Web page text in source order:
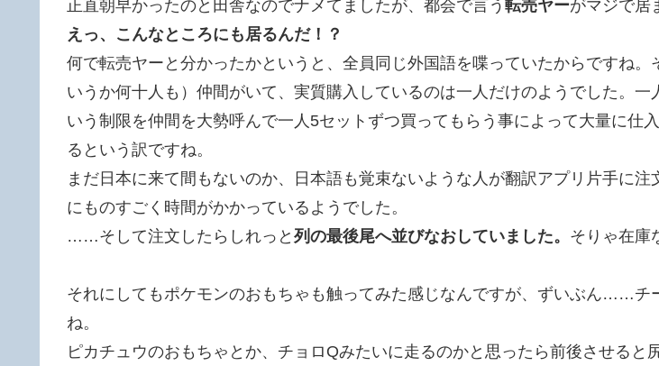
正直朝早かったのと田舎なのでナメてましたが、都会で言う 転売ヤーがマジで居
えっ、こんなところにも居るんだ！？
何で転売ヤーと分かったかというと、全員同じ外国語を喋っていたからですね。
いうか何十人も）仲間がいて、実質購入しているのは一人だけのようでした。一
いう制限を仲間を大勢呼んで一人5セットずつ買ってもらう事によって大量に仕
るという訳ですね。
まだ日本に来て間もないのか、日本語も覚束ないような人が翻訳アプリ片手に注
にものすごく時間がかかっているようでした。
……そして注文したらしれっと 列の最後尾へ並びなおしていました。 そりゃ在庫
それにしてもポケモンのおもちゃも触ってみた感じなんですが、ずいぶん……チ
ね。
ピカチュウのおもちゃとか、チョロQみたいに走るのかと思ったら前後させると